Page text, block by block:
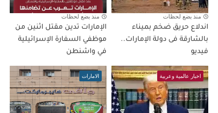
منذ بضع لحظات
اندلاع حريق ضخم بميناء
بالشارقة فى دولة الإمارات..
فيديو
منذ بضع لحظات
الإمارات تدين مقتل اثنين من
موظفي السفارة الإسرائيلية
في واشنطن
اخبار عالمية وعربية الامارات